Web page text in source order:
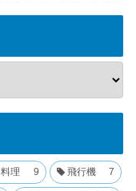
理 9 飛行機 7